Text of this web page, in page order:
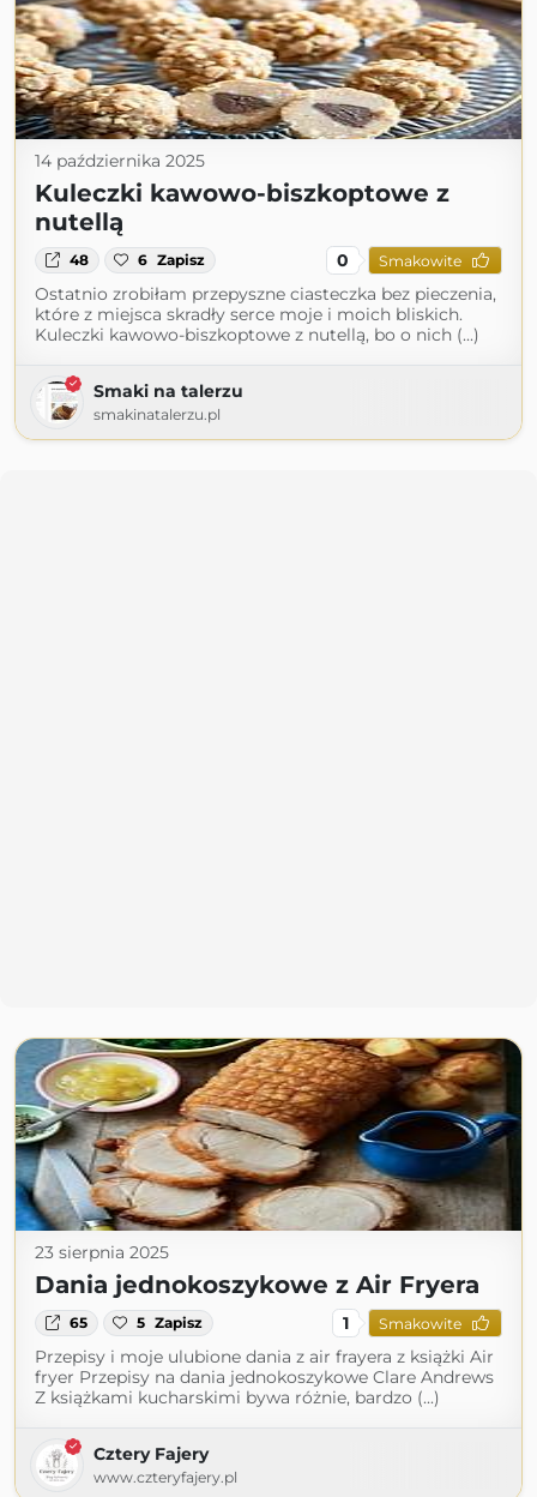
14 października 2025
Kuleczki kawowo-biszkoptowe z
nutellą
48 6 Zapisz 0 Smakowite
Ostatnio zrobiłam przepyszne ciasteczka bez pieczenia,
które z miejsca skradły serce moje i moich bliskich.
Kuleczki kawowo-biszkoptowe z nutellą, bo o nich (...)
Smaki na talerzu
smakinatalerzu.pl
23 sierpnia 2025
Dania jednokoszykowe z Air Fryera
65 5 Zapisz 1 Smakowite
Przepisy i moje ulubione dania z air frayera z książki Air
fryer Przepisy na dania jednokoszykowe Clare Andrews
Z książkami kucharskimi bywa różnie, bardzo (...)
Cztery Fajery
www.czteryfajery.pl